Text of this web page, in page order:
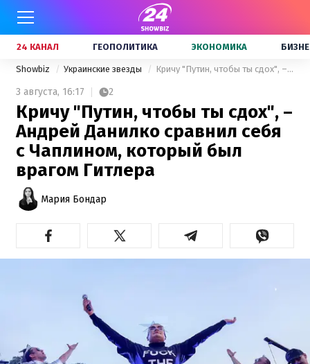
24 КАНАЛ ГЕОПОЛИТИКА ЭКОНОМИКА
Showbiz Украинские звезды Кричу "Путин, чтобы ты сдох", – Андрей Данилко сравнил себя с Чаплином, который был врагом Гитлера
3 августа, 16:17 2
Кричу "Путин, чтобы ты сдох", –
Андрей Данилко сравнил себя
с Чаплином, который был
врагом Гитлера
Мария Бондар